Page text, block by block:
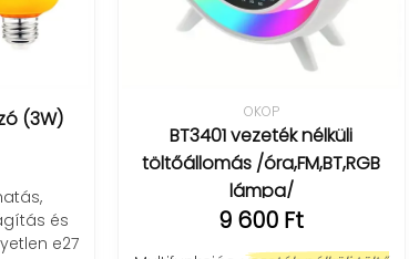
és
e27
BT3401 vezeték nélküli
töltőállomás /óra,FM,BT,RGB
lámpa/
9 600 Ft